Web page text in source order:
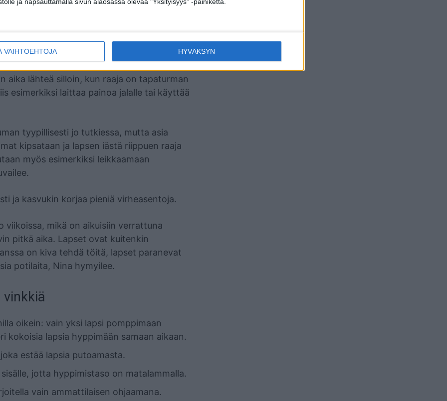
ja napsauttamalla sivun alaosassa olevaa "Yksityisyys" -painiketta.
VAIHTOEHTOJA HYVÄKSYN
lapsille sopivaa kipulääkettä. Pakkasessa
käyttöön.
aika lähteä silloin, kun raaja on tapaturman
esimerkiksi laittaa painoa jalalle tai käyttää
tyypillisesti jo tutkiessa, mutta asia
kipsataan ja lapsen iästä riippuen raaja
myös esimerkiksi leikkaamaan
ja kasvukin korjaa pieniä virheasentoja.
mikä on aikuisiin verrattuna
pitkä aika. Lapset ovat kuitenkin
on kiva tehdä töitä, lapset paranevat
potilaita, Nina hymyilee.
oikein: vain yksi lapsi pomppimaan
kokoisia lapsia hyppimään samaan aikaan.
estää lapsia putoamasta.
jotta hyppimistaso on matalammalla.
vain ammattilaisen ohjaamana.